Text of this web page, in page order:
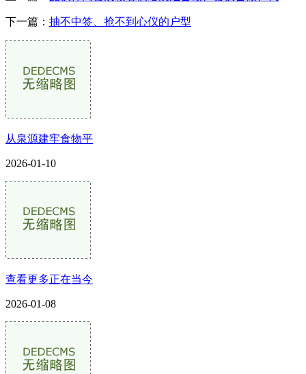
下一篇： 抽不中签、抢不到心仪的户型
从泉源建牢食物平
2026-01-10
查看更多正在当今
2026-01-08